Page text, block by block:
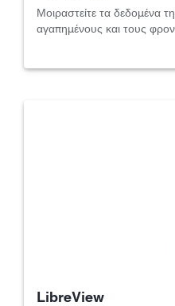
Μοιραστείτε τα δεδομένα
αγαπημένους και τους
LibreView